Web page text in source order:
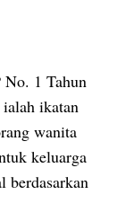
No. 1 Tahun
ialah ikatan
wanita
keluarga
berdasarkan